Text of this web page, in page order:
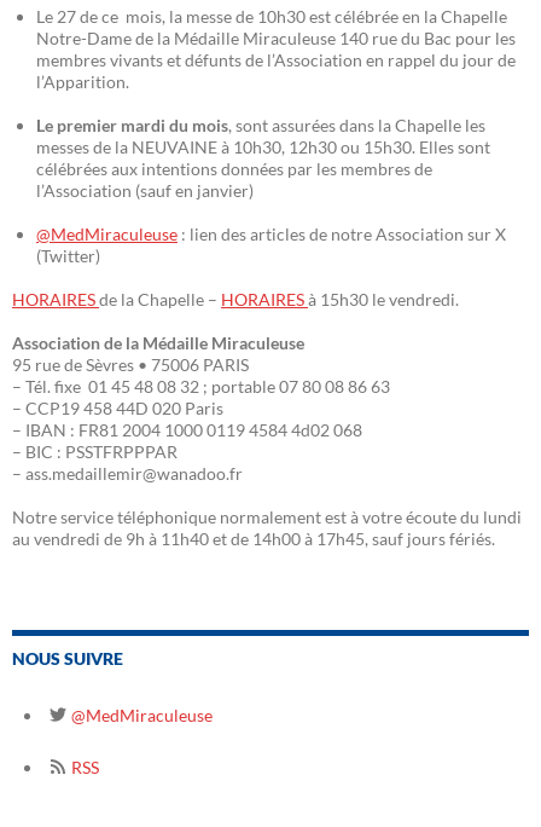
Le 27 de ce mois, la messe de 10h30 est célébrée en la Chapelle
Notre-Dame de la Médaille Miraculeuse 140 rue du Bac pour les
membres vivants et défunts de l’Association en rappel du jour de
l’Apparition.
Le premier mardi du mois, sont assurées dans la Chapelle les
messes de la NEUVAINE à 10h30, 12h30 ou 15h30. Elles sont
célébrées aux intentions données par les membres de
l’Association (sauf en janvier)
@MedMiraculeuse : lien des articles de notre Association sur X
(Twitter)
HORAIRESde la Chapelle – HORAIRESà 15h30 le vendredi.
Association de la Médaille Miraculeuse
95 rue de Sèvres • 75006 PARIS
– Tél. fixe 01 45 48 08 32 ; portable 07 80 08 86 63
– CCP19 458 44D 020 Paris
– IBAN : FR81 2004 1000 0119 4584 4d02 068
– BIC : PSSTFRPPPAR
– ass.medaillemir@wanadoo.fr
Notre service téléphonique normalement est à votre écoute du lundi
au vendredi de 9h à 11h40 et de 14h00 à 17h45, sauf jours fériés.
NOUS SUIVRE
@MedMiraculeuse
RSS